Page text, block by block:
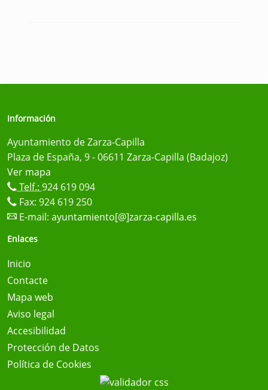
Información
Ayuntamiento de Zarza-Capilla
Plaza de España, 9 - 06611 Zarza-Capilla (Badajoz)
Ver mapa
Telf.: 924 619 094
Fax: 924 619 250
E-mail: ayuntamiento[@]zarza-capilla.es
Enlaces
Inicio
Contacte
Mapa web
Aviso legal
Accesibilidad
Protección de Datos
Política de Cookies